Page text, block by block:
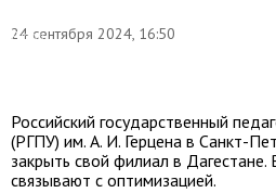
24 сентября 2024, 16:50
Руслан
Российский государственный
(РГПУ) им. А. И. Герцена в Санкт-
закрыть свой филиал в Дагестане.
связывают с оптимизацией.